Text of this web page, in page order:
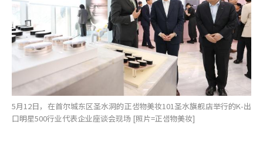
5月12日，在首尔城东区圣水洞的正샘物美妆101圣水旗舰店举行的K-出
口明星500行业代表企业座谈会现场 [照片=正샘物美妆]